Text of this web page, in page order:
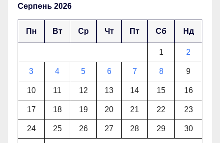
Серпень 2026
Пн Вт Ср Чт Пт Сб Нд
1 2
3 4 5 6 7 8 9
10 11 12 13 14 15 16
17 18 19 20 21 22 23
24 25 26 27 28 29 30